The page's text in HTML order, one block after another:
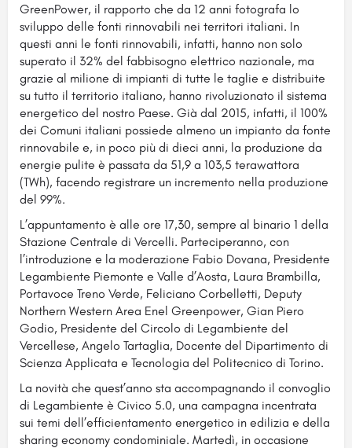
GreenPower, il rapporto che da 12 anni fotografa lo
sviluppo delle fonti rinnovabili nei territori italiani. In
questi anni le fonti rinnovabili, infatti, hanno non solo
superato il 32% del fabbisogno elettrico nazionale, ma
grazie al milione di impianti di tutte le taglie e distribuite
su tutto il territorio italiano, hanno rivoluzionato il sistema
energetico del nostro Paese. Già dal 2015, infatti, il 100%
dei Comuni italiani possiede almeno un impianto da fonte
rinnovabile e, in poco più di dieci anni, la produzione da
energie pulite è passata da 51,9 a 103,5 terawattora
(TWh), facendo registrare un incremento nella produzione
del 99%.
L’appuntamento è alle ore 17,30, sempre al binario 1 della
Stazione Centrale di Vercelli. Parteciperanno, con
l’introduzione e la moderazione Fabio Dovana, Presidente
Legambiente Piemonte e Valle d’Aosta, Laura Brambilla,
Portavoce Treno Verde, Feliciano Corbelletti, Deputy
Northern Western Area Enel Greenpower, Gian Piero
Godio, Presidente del Circolo di Legambiente del
Vercellese, Angelo Tartaglia, Docente del Dipartimento di
Scienza Applicata e Tecnologia del Politecnico di Torino.
La novità che quest’anno sta accompagnando il convoglio
di Legambiente è Civico 5.0, una campagna incentrata
sui temi dell’efficientamento energetico in edilizia e della
sharing economy condominiale. Martedì, in occasione